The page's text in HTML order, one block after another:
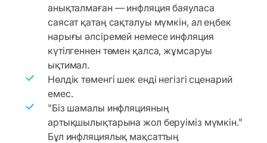
анықталмаған — инфляция баяуласа
саясат қатаң сақталуы мүмкін, ал еңбек
нарығы әлсіремей немесе инфляция
күтілгеннен төмен қалса, жұмсаруы
ықтимал.
Нөлдік төменгі шек енді негізгі сценарий
емес.
"Біз шамалы инфляцияның
артықшылықтарына жол беруіміз мүмкін."
Бұл инфляциялық мақсаттың